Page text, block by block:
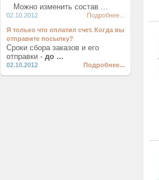
Можно изменить состав ...
02.10.2012 Подробнее...
Я только что оплатил счет. Когда вы
отправите посылку?
Сроки сбора заказов и его
отправки - до ...
02.10.2012 Подробнее...